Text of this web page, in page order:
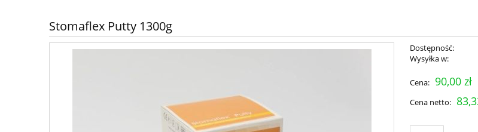
Stomaflex Putty 1300g
Dostępność:
Wysyłka w:
Cena: 90,00 zł
Cena netto: